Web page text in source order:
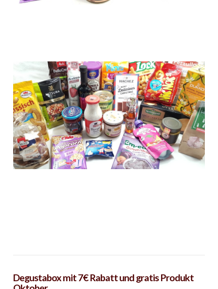
Degustabox mit 7€ Rabatt und gratis Produkt